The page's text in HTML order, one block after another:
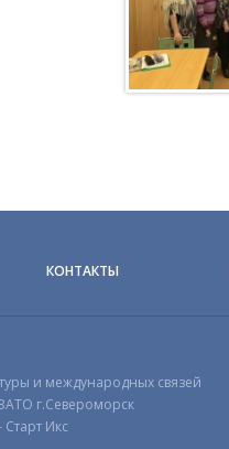
КОНТАКТЫ
и международных связей
г.Североморск
Старт Икс